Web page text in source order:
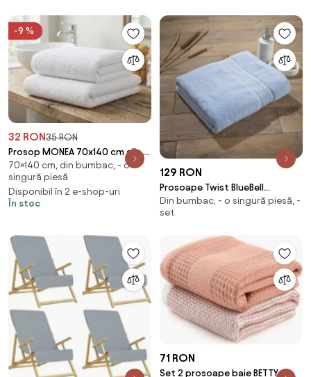
-9 %
32 RON35 RON
Prosop MONEA 70x140 cm alb,
100% bumbac
70×140 cm, din bumbac, - o
singură piesă
Disponibil în 2 e-shop-uri
În stoc
129 RON
Prosoape Twist BlueBell
500GSM
Din bumbac, - o singură piesă, -
set
71 RON
Set 2 prosoape baie BETTY,